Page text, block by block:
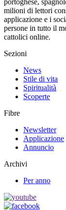
milioni di lettori
applicazione e i
persone in tutto il
cattolici online.
Sezioni
News
Stile di vita
Spiritualità
Scoperte
Fibre
Newsletter
Applicazione
Annuncio
Archivi
Per anno